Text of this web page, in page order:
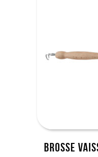
Brosse